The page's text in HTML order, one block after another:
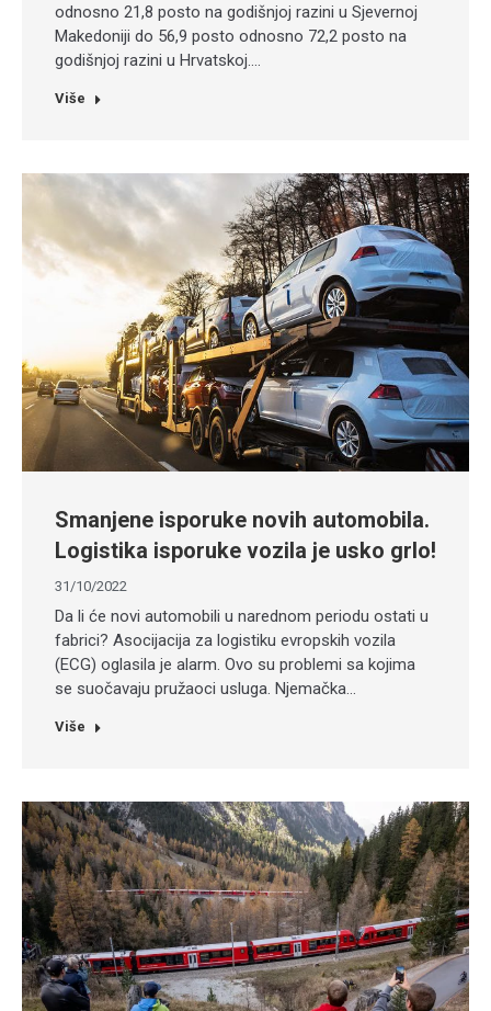
odnosno 21,8 posto na godišnjoj razini u Sjevernoj
Makedoniji do 56,9 posto odnosno 72,2 posto na
godišnjoj razini u Hrvatskoj.…
Više
Smanjene isporuke novih automobila.
Logistika isporuke vozila je usko grlo!
31/10/2022
Da li će novi automobili u narednom periodu ostati u
fabrici? Asocijacija za logistiku evropskih vozila
(ECG) oglasila je alarm. Ovo su problemi sa kojima
se suočavaju pružaoci usluga. Njemačka…
Više